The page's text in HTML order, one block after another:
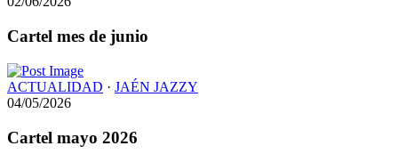
Cartel mes de junio
ACTUALIDAD · JAÉN JAZZY
04/05/2026
Cartel mayo 2026